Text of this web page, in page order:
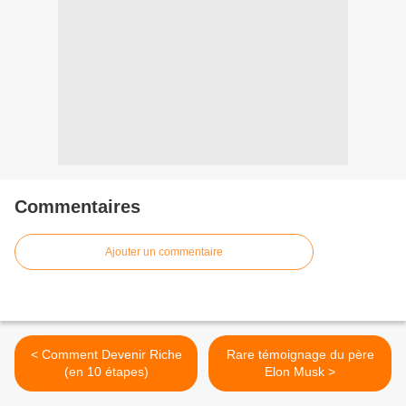
Commentaires
Ajouter un commentaire
< Comment Devenir Riche
(en 10 étapes)
Rare témoignage du père
Elon Musk >